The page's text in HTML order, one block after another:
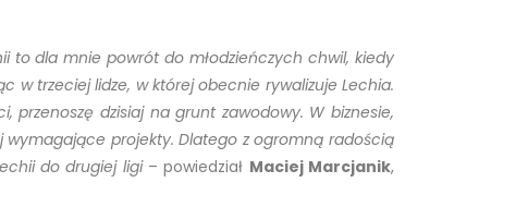
to dla mnie powrót do młodzieńczych chwil, kiedy
w trzeciej lidze, w której obecnie rywalizuje Lechia.
przenoszę dzisiaj na grunt zawodowy. W biznesie,
projekty. Dlatego z ogromną radością
do drugiej ligi– powiedział Maciej Marcjanik,